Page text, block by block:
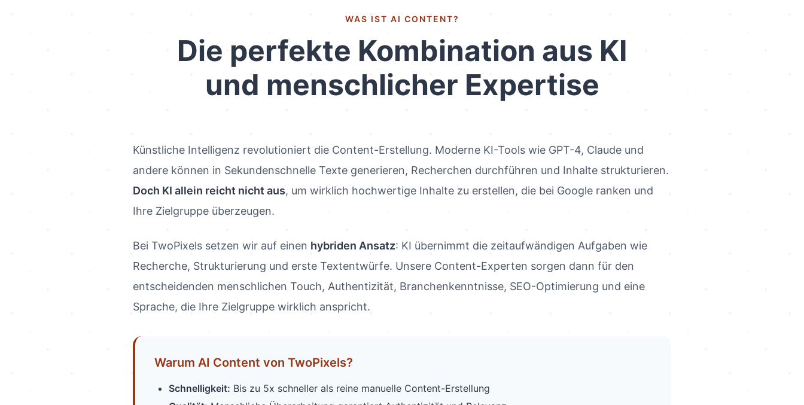
WAS IST AI CONTENT?
Die perfekte Kombination aus KI
und menschlicher Expertise
Künstliche Intelligenz revolutioniert die Content-Erstellung. Moderne KI-Tools wie GPT-4, Claude und
andere können in Sekundenschnelle Texte generieren, Recherchen durchführen und Inhalte strukturieren.
Doch KI allein reicht nicht aus, um wirklich hochwertige Inhalte zu erstellen, die bei Google ranken und
Ihre Zielgruppe überzeugen.
Bei TwoPixels setzen wir auf einen hybriden Ansatz: KI übernimmt die zeitaufwändigen Aufgaben wie
Recherche, Strukturierung und erste Textentwürfe. Unsere Content-Experten sorgen dann für den
entscheidenden menschlichen Touch, Authentizität, Branchenkenntnisse, SEO-Optimierung und eine
Sprache, die Ihre Zielgruppe wirklich anspricht.
Warum AI Content von TwoPixels?
Schnelligkeit: Bis zu 5x schneller als reine manuelle Content-Erstellung